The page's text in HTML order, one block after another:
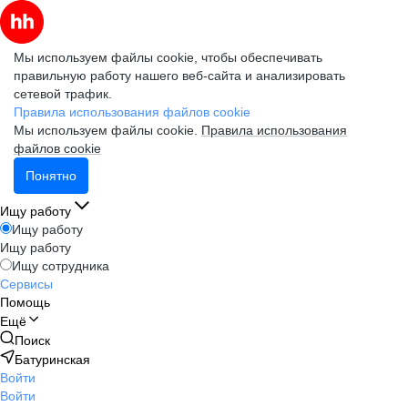
Мы используем файлы cookie, чтобы обеспечивать
правильную работу нашего веб-сайта и анализировать
сетевой трафик.
Правила использования файлов cookie
Мы используем файлы cookie. Правила использования
файлов cookie
Понятно
Ищу работу
Ищу работу
Ищу работу
Ищу сотрудника
Сервисы
Помощь
Ещё
Поиск
Батуринская
Войти
Войти